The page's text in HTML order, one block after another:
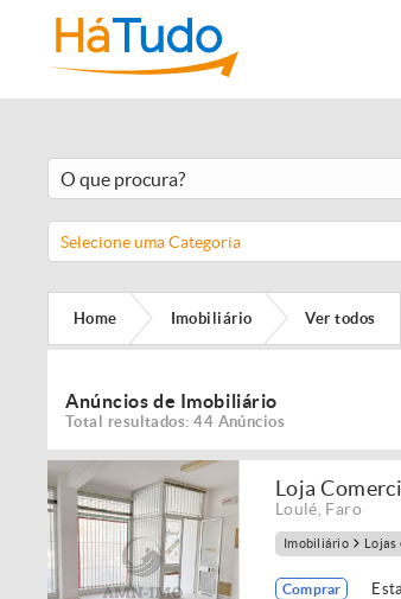
Selecione uma Categoria
Home Imobiliário Ver todos
Anúncios de Imobiliário
Total resultados: 44 Anúncios
Loja
Loulé Faro
Imobiliário Lojas
Comprar